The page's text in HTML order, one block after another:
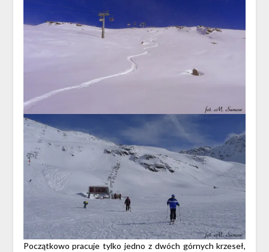
Początkowo pracuje tylko jedno z dwóch górnych krzeseł,